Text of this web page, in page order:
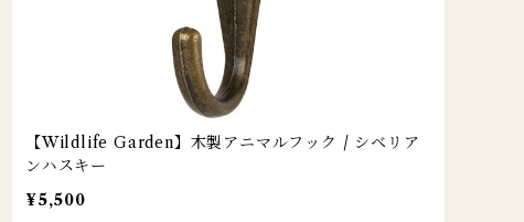
【Wildlife Garden】木製アニマルフック / シベリア
ンハスキー
¥5,500